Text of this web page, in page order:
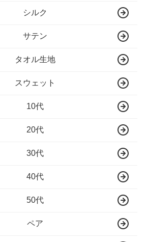
シルク
サテン
タオル生地
スウェット
10代
20代
30代
40代
50代
ペア